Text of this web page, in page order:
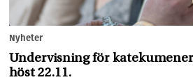
Nyheter
Undervisning för
höst 22.11.